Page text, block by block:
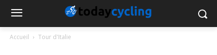
Accueil Tour d'Italie